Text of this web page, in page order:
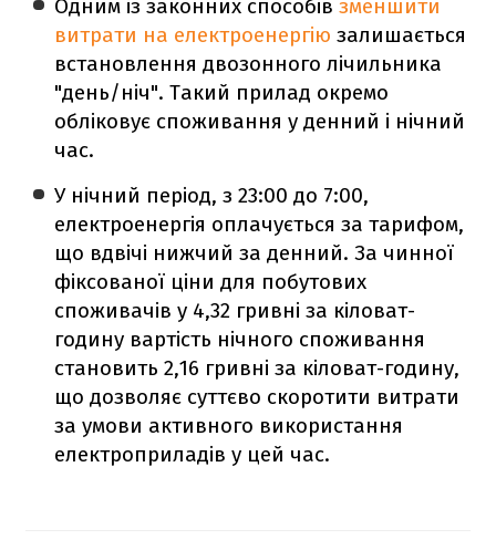
Одним із законних способівзменшити
витрати на електроенергію залишається
встановлення двозонного лічильника
"день/ніч". Такий прилад окремо
обліковує споживання у денний і нічний
час.
У нічний період, з 23:00 до 7:00,
електроенергія оплачується за тарифом,
що вдвічі нижчий за денний. За чинної
фіксованої ціни для побутових
споживачів у 4,32 гривні за кіловат-
годину вартість нічного споживання
становить 2,16 гривні за кіловат-годину,
що дозволяє суттєво скоротити витрати
за умови активного використання
електроприладів у цей час.